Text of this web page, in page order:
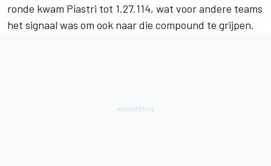
ronde kwam Piastri tot 1.27.114, wat voor andere teams
het signaal was om ook naar die compound te grijpen.